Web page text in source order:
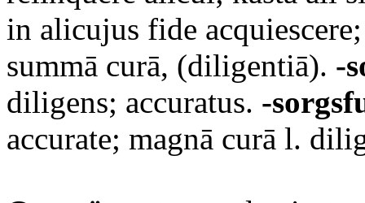
in alicujus fide
summā curā, (diligentiā). -
diligens; accuratus. -
accurate; magnā curā l.